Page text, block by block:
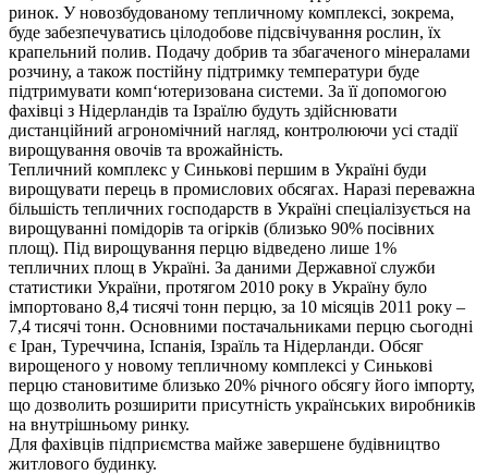
ринок. У новозбудованому тепличному комплексі, зокрема,
буде забезпечуватись цілодобове підсвічування рослин, їх
крапельний полив. Подачу добрив та збагаченого мінералами
розчину, а також постійну підтримку температури буде
підтримувати комп‘ютеризована системи. За її допомогою
фахівці з Нідерландів та Ізраїлю будуть здійснювати
дистанційний агрономічний нагляд, контролюючи усі стадії
вирощування овочів та врожайність.
Тепличний комплекс у Синькові першим в Україні буди
вирощувати перець в промислових обсягах. Наразі переважна
більшість тепличних господарств в Україні спеціалізується на
вирощуванні помідорів та огірків (близько 90% посівних
площ). Під вирощування перцю відведено лише 1%
тепличних площ в Україні. За даними Державної служби
статистики України, протягом 2010 року в Україну було
імпортовано 8,4 тисячі тонн перцю, за 10 місяців 2011 року –
7,4 тисячі тонн. Основними постачальниками перцю сьогодні
є Іран, Туреччина, Іспанія, Ізраїль та Нідерланди. Обсяг
вирощеного у новому тепличному комплексі у Синькові
перцю становитиме близько 20% річного обсягу його імпорту,
що дозволить розширити присутність українських виробників
на внутрішньому ринку.
Для фахівців підприємства майже завершене будівництво
житлового будинку.